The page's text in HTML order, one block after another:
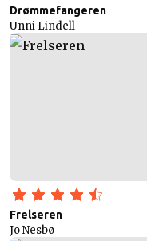
Drømmefangeren
Unni Lindell
Frelseren
Jo Nesbø